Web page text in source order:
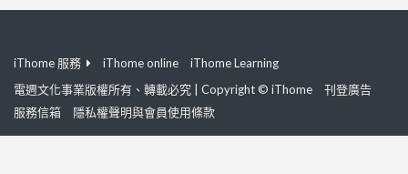
iThome 服務 iThome online
iThome Learning
電週文化事業版權所有、轉載必究 | Copyright © iThome
刊登廣告
服務信箱
隱私權聲明與會員使用條款